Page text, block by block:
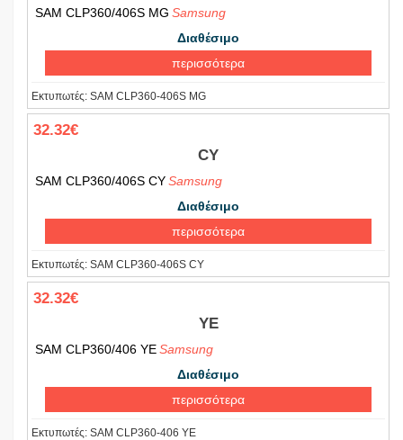
SAM CLP360/406S MG Samsung
Διαθέσιμο
περισσότερα
Εκτυπωτές: SAM CLP360-406S MG
32.32€
CY
SAM CLP360/406S CYSamsung
Διαθέσιμο
περισσότερα
Εκτυπωτές: SAM CLP360-406S CY
32.32€
YE
SAM CLP360/406 YESamsung
Διαθέσιμο
περισσότερα
Εκτυπωτές: SAM CLP360-406 YE